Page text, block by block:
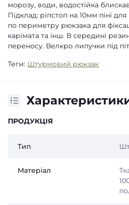
морозу, води, водостійка
Підклад: ріпстоп на 10мм піні
по периметру рюкзака для
карімата та інш. В середині
переносу. Велкро липучки під
Теги: Штурмовий рюкзак
ПРОДУКЦІЯ
Тип
Матеріал